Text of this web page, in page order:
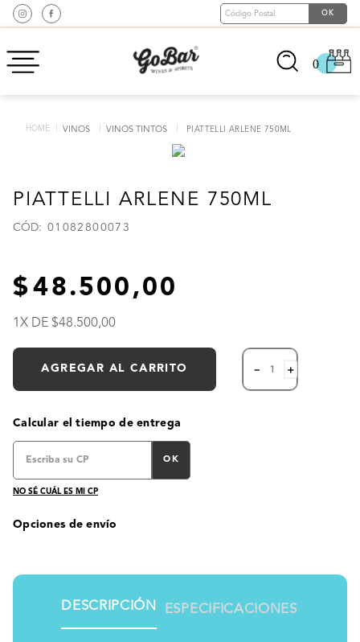
0
VINOS VINOS TINTOS PIATTELLI ARLENE 750ML
PIATTELLI ARLENE 750ML
: 01082800073
48.500,00
1 X DE 48.500,00
AGREGAR AL CARRITO ＋
－
Calcular el tiempo de entrega
OK
NO SÉ CUÁL ES MI CP
Opciones de envío
DESCRIPCIÓN ESPECIFICACIONES